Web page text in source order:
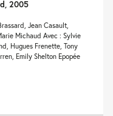
2005
Jean Casault,
Michaud Avec : Sylvie
Hugues Frenette, Tony
Emily Shelton Epopée